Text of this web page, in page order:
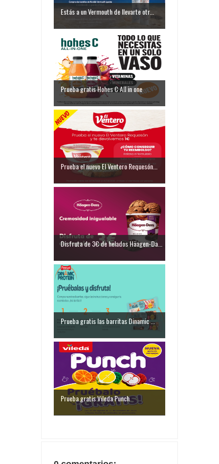
Estás a un Vermouth de llevarte otr...
Prueba gratis Hohes C All in one
Prueba el nuevo El Ventero Requesón...
Disfruta de 3€ de helados Häagen-Da...
Prueba gratis las barritas Dinamic ...
Prueba gratis Vileda Punch